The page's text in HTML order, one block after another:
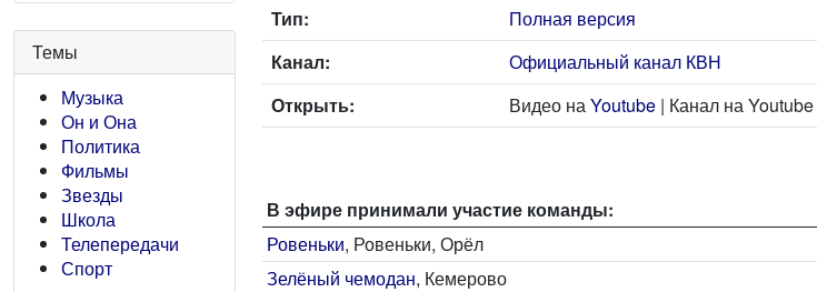
Темы
Музыка
Он и Она
Политика
Фильмы
Звезды
Школа
Телепередачи
Спорт
Тип:
Полная версия
Канал:
Официальный канал КВН
Открыть:
Видео наYoutube | Канал на Youtube
В эфире принимали участие команды:
Ровеньки, Ровеньки, Орёл
Зелёный чемодан, Кемерово